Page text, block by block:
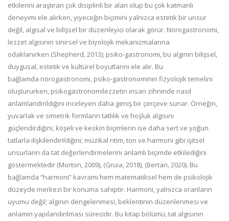
etkilerini araştıran çok disiplinli bir alan olup bu çok katmanlı
deneyimi ele alırken, yiyeceğin biçimini yalnızca estetik bir unsur
değil, algısal ve bilişsel bir düzenleyici olarak görür. Nörogastronomi,
lezzet algısının sinirsel ve biyolojik mekanizmalarına
odaklanırken (Shepherd, 2013); psiko-gastronomi, bu algının bilişsel,
duygusal, estetik ve kültürel boyutlarını ele alır. Bu
bağlamda nörogastronomi, psiko-gastronominin fizyolojik temelini
oluştururken, psikogastronomilezzetin insan zihninde nasıl
anlamlandırıldığını inceleyen daha geniş bir çerçeve sunar. Örneğin,
yuvarlak ve simetrik formların tatlılık ve hoşluk algısını
güçlendirdiğini, köşeli ve keskin biçimlerin ise daha sert ve yoğun
tatlarla ilişkilendirildiğini; müzikal ritim, ton ve harmoni gibi işitsel
unsurların da tat değerlendirmelerini anlamlı biçimde etkilediğini
göstermektedir (Morton, 2009), (Gruia, 2018), (Bertan, 2020). Bu
bağlamda “harmoni” kavramı hem matematiksel hem de psikolojik
düzeyde merkezi bir konuma sahiptir. Harmoni, yalnızca oranların
uyumu değil; algının dengelenmesi, beklentinin düzenlenmesi ve
anlamın yapılandırılması sürecidir. Bu kitap bölümü, tat algısının